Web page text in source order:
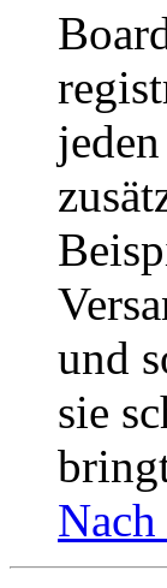
und
sie
Nach